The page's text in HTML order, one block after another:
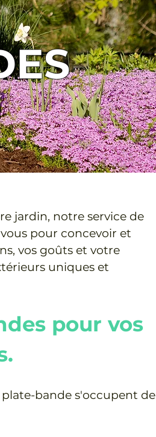
jardin, notre service de
pour concevoir et
vos goûts et votre
uniques et
pour vos
bande s'occupent de